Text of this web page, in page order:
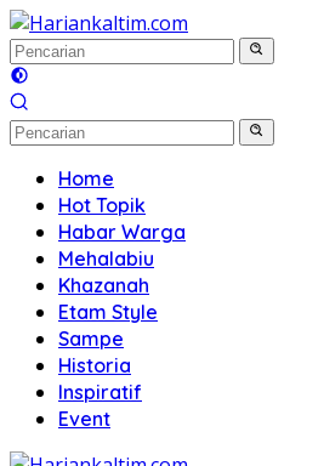
Langsung
ke
konten
Home
Hot Topik
Habar Warga
Mehalabiu
Khazanah
Etam Style
Sampe
Historia
Inspiratif
Event